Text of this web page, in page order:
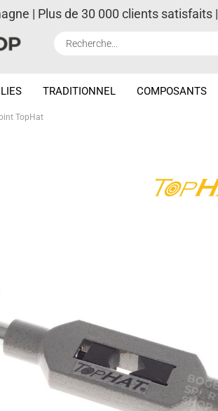
| Plus de 30 000 clients satisfaits |
TRADITIONNEL COMPOSANTS
TopHat